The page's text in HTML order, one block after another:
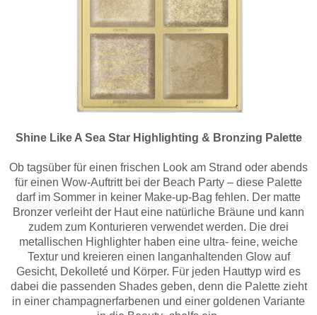
Shine Like A Sea Star Highlighting & Bronzing Palette
Ob tagsüber für einen frischen Look am Strand oder abends
für einen Wow-Auftritt bei der Beach Party – diese Palette
darf im Sommer in keiner Make-up-Bag fehlen. Der matte
Bronzer verleiht der Haut eine natürliche Bräune und kann
zudem zum Konturieren verwendet werden. Die drei
metallischen Highlighter haben eine ultra- feine, weiche
Textur und kreieren einen langanhaltenden Glow auf
Gesicht, Dekolleté und Körper. Für jeden Hauttyp wird es
dabei die passenden Shades geben, denn die Palette zieht
in einer champagnerfarbenen und einer goldenen Variante